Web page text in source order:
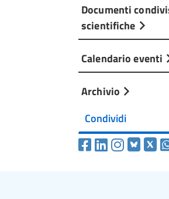
Documenti
scientifiche
Calendario eventi
Archivio
Condividi